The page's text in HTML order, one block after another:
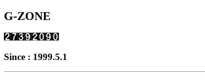
G-ZONE
Since : 1999.5.1